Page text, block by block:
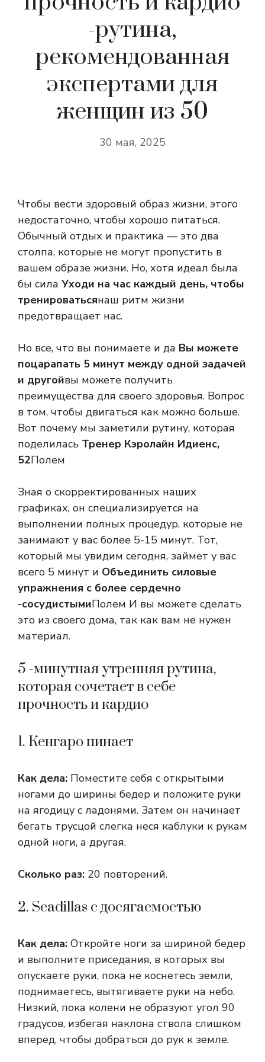
-рутина,
рекомендованная
экспертами для
женщин из 50
30 мая, 2025
Чтобы вести здоровый образ жизни, этого
недостаточно, чтобы хорошо питаться.
Обычный отдых и практика — это два
столпа, которые не могут пропустить в
вашем образе жизни. Но, хотя идеал была
бы сила Уходи на час каждый день, чтобы
тренироватьсянаш ритм жизни
предотвращает нас.
Но все, что вы понимаете и да Вы можете
поцарапать 5 минут между одной задачей
и другойвы можете получить
преимущества для своего здоровья. Вопрос
в том, чтобы двигаться как можно больше.
Вот почему мы заметили рутину, которая
поделилась Тренер Кэролайн Идиенс,
52Полем
Зная о скорректированных наших
графиках, он специализируется на
выполнении полных процедур, которые не
занимают у вас более 5-15 минут. Тот,
который мы увидим сегодня, займет у вас
всего 5 минут и Объединить силовые
упражнения с более сердечно
-сосудистымиПолем И вы можете сделать
это из своего дома, так как вам не нужен
материал.
5 -минутная утренняя рутина,
которая сочетает в себе
прочность и кардио
1. Кенгаро пинает
Как дела: Поместите себя с открытыми
ногами до ширины бедер и положите руки
на ягодицу с ладонями. Затем он начинает
бегать трусцой слегка неся каблуки к рукам
одной ноги, а другая.
Сколько раз: 20 повторений.
2. Seadillas с досягаемостью
Как дела: Откройте ноги за шириной бедер
и выполните приседания, в которых вы
опускаете руки, пока не коснетесь земли,
поднимаетесь, вытягиваете руки на небо.
Низкий, пока колени не образуют угол 90
градусов, избегая наклона ствола слишком
вперед, чтобы добраться до рук к земле.